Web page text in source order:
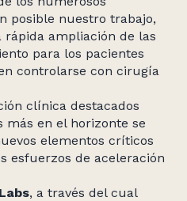
posible nuestro trabajo,
ampliación de las
para los pacientes
controlarse con cirugía
clínica destacados
en el horizonte se
elementos críticos
esfuerzos de aceleración
, a través del cual